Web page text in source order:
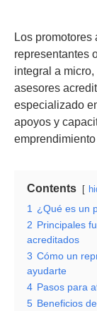
Los
representantes
integral a
asesores
especializado
apoyos y
Contents
1
¿Qué es un
2 Principales
acreditados
3 Cómo un
ayudarte
4 Pasos para
5 Beneficios